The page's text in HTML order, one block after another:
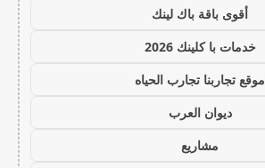
أقوى باقة باك لينك
خدمات با كلينك 2026
موقع تجاربنا تجارب الحياه
ديوان العرب
مشاريع